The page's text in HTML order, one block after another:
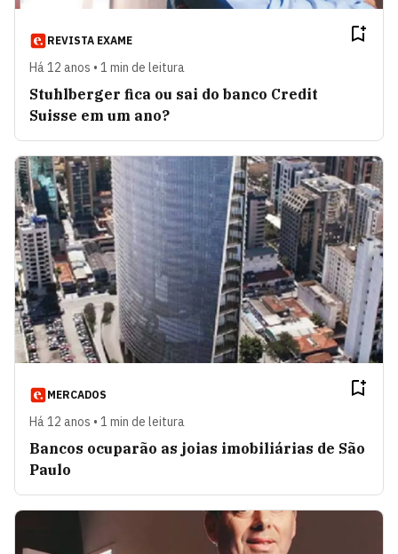
REVISTA EXAME
Há 12 anos • 1 min de leitura
Stuhlberger fica ou sai do banco Credit
Suisse em um ano?
MERCADOS
Há 12 anos • 1 min de leitura
Bancos ocuparão as joias imobiliárias de São
Paulo